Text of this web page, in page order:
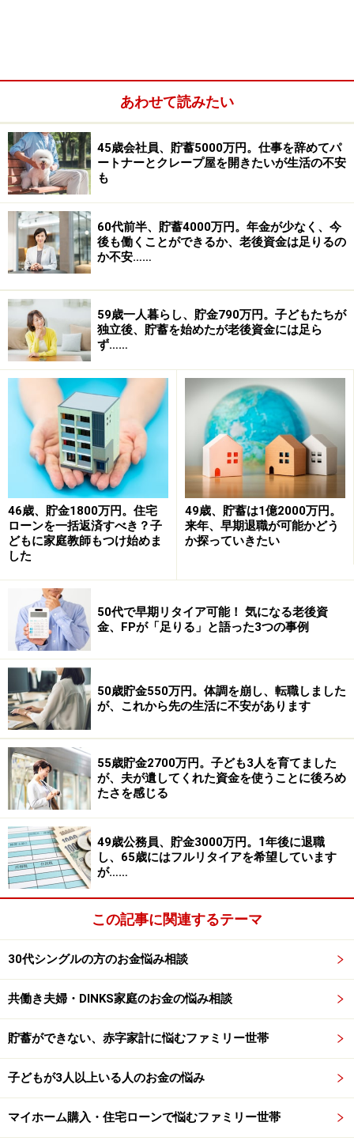
れほど残らないことが毎月のように繰り返しています。
現金の貯金については10万円ほどしかなく、また消費者
ローンの借入残高がまだ100万円ほど残っていること、
また車のローンもまだ2年先まであることなど、出費が
続いてしまっています。
今年の誕生日で50歳を迎えるにあたって、まずは自分の
家計診断をしていただきたいと思い応募させていただき
ました。
自分なりにとても悪い家計状況、貯金がない、そして誤
が、それをどのように改善していってよいのか分からな
いのが現状であります。
ぜひともよろしくお願い致します。
■家計収支データ
相談者「あつお」さんの家計収支データ
■家計収支データ補足
（1）家計収支について
支出合計26万4360円に毎月の貯蓄（iDeCo）2万3000
円、収入が37万円ですから、8万3000円ほどが手元に残
る計算になりますが、そのほとんどを交際費や家族と過
ごす際のご飯代などに使ってしまっています。
（2）車について
したのですが年式も比較的新しく、走行距離も少ない状
態の車でした。車は通勤でしか使わず、休みの日に出掛
ける際は電車など公共機関を使用しておりますので、車
は何年も先まで乗ることができると計算しております。
ちなみに現在の走行距離は3万3000kmです。1カ月間の
通勤で約450kmの走行距離になります。
あわせて読みたい
45歳会社員、貯蓄5000万円。仕事を辞めてパ
ートナーとクレープ屋を開きたいが生活の不安
も
60代前半、貯蓄4000万円。年金が少なく、今
後も働くことができるか、老後資金は足りるの
か不安……
59歳一人暮らし、貯金790万円。子どもたちが
独立後、貯蓄を始めたが老後資金には足ら
ず……
46歳、貯金1800万円。住宅
ローンを一括返済すべき？子
どもに家庭教師もつけ始めま
した
49歳、貯蓄は1億2000万円。
来年、早期退職が可能かどう
か探っていきたい
50代で早期リタイア可能！ 気になる老後資
金、FPが「足りる」と語った3つの事例
50歳貯金550万円。体調を崩し、転職しました
が、これから先の生活に不安があります
55歳貯金2700万円。子ども3人を育てました
が、夫が遺してくれた資金を使うことに後ろめ
たさを感じる
49歳公務員、貯金3000万円。1年後に退職
し、65歳にはフルリタイアを希望しています
が……
この記事に関連するテーマ
30代シングルの方のお金悩み相談
共働き夫婦・DINKS家庭のお金の悩み相談
貯蓄ができない、赤字家計に悩むファミリー世帯
子どもが3人以上いる人のお金の悩み
マイホーム購入・住宅ローンで悩むファミリー世帯